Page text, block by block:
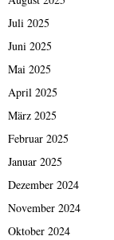
Juli 2025
Juni 2025
Mai 2025
April 2025
März 2025
Februar 2025
Januar 2025
Dezember 2024
November 2024
Oktober 2024